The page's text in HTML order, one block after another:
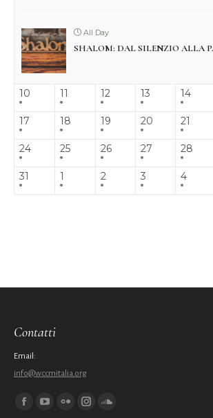
All Day
SHALOM: DAL SILENZIO ALLA
10 11 12 13 14
17 18 19 20 21
24 25 26 27 28
31 1 2 3 4
Contatti
Email:
info@wccmitalia.org
Ci puoi trovare su:
Flickr Instagram